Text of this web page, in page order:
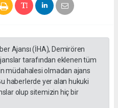
Ajansı (İHA), Demirören
tarafından eklenen tüm
müdahalesi olmadan ajans
haberlerde yer alan hukuki
olup sitemizin hiç bir